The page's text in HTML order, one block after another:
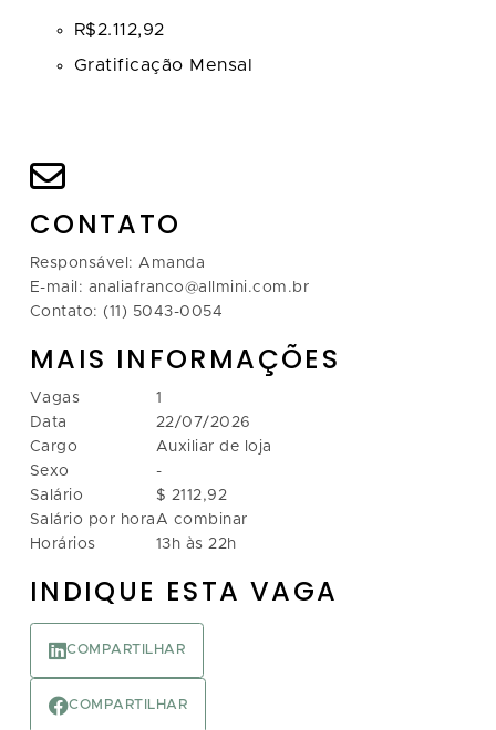
CONTATO
Responsável: Amanda
E-mail: analiafranco@allmini.com.br
Contato: (11) 5043-0054
MAIS INFORMAÇÕES
Vagas
Data
Cargo
Sexo
Salário
Salário por hora
Horários
1
22/07/2026
Auxiliar de loja
-
$ 2112,92
A combinar
13h às 22h
INDIQUE ESTA VAGA
COMPARTILHAR
COMPARTILHAR
R$2.112,92
Gratificação Mensal